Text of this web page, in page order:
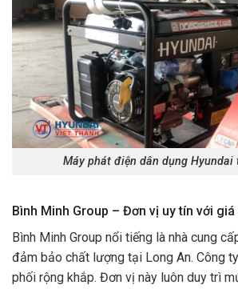
Máy phát điện dân dụng Hyundai
Bình Minh Group – Đơn vị uy tín với
Bình Minh Group nổi tiếng là nhà cung
đảm bảo chất lượng tại Long An. Công
phối rộng khắp. Đơn vị này luôn duy trì